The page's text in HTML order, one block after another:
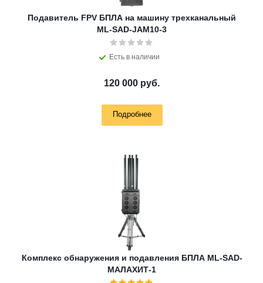
Подавитель FPV БПЛА на машину трехканальный
ML-SAD-JAM10-3
Есть в наличии
120 000 руб.
Подробнее
Комплекс обнаружения и подавления БПЛА ML-SAD-
МАЛАХИТ-1